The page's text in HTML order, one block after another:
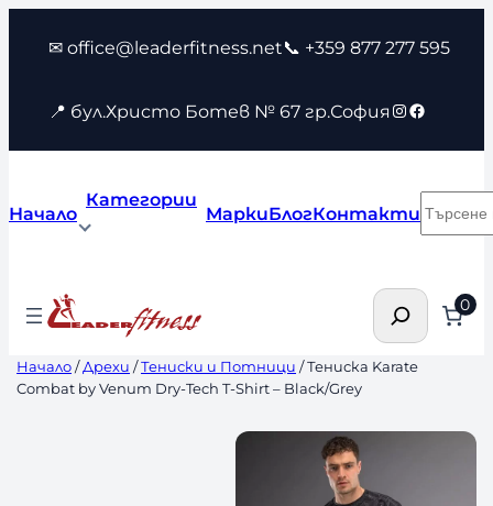
съдържанието
✉ office@leaderfitness.net📞 +359 877 277 595
📍 бул.Христо Ботев № 67 гр.София Instagram
Facebook
Начало
Категории
МаркиБлогКонтакти
Търсене 0
Начало/Дрехи /Тениски и Потници / Тениска Karate
Combat by Venum Dry-Tech T-Shirt – Black/Grey